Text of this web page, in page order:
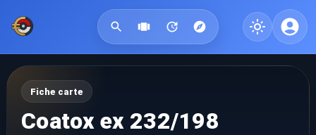
Fiche carte
Coatox ex 232/198